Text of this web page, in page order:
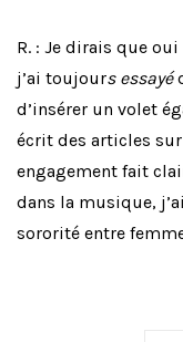
R. : Je dirais que oui
j’ai toujours essayé
d’insérer un volet
écrit des articles
engagement fait
dans la musique,
sororité entre